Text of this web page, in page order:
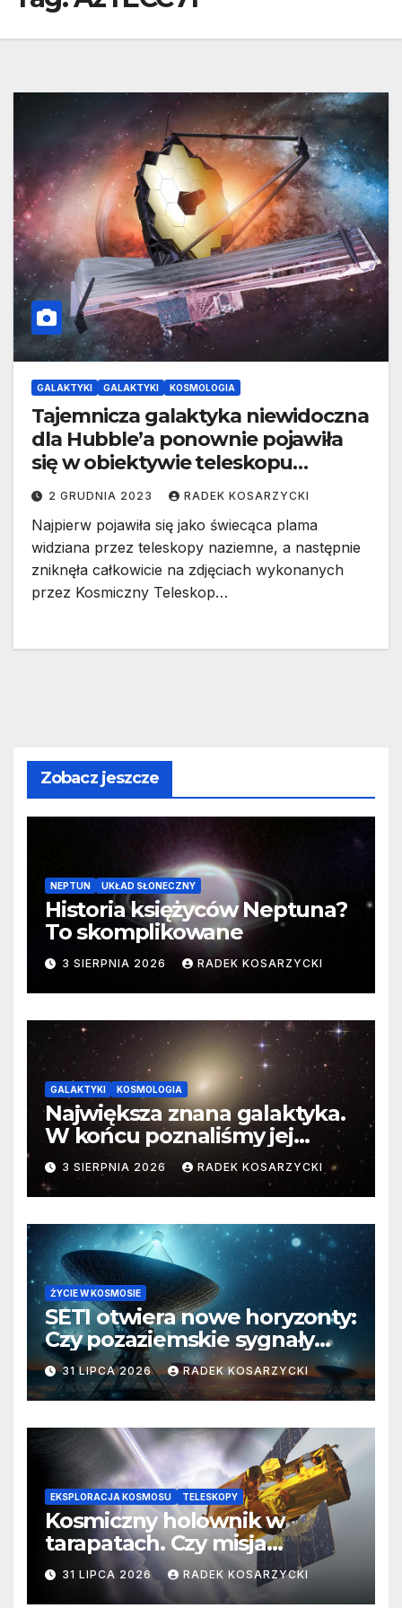
GALAKTYKI GALAKTYKI KOSMOLOGIA
Tajemnicza galaktyka niewidoczna
dla Hubble’a ponownie pojawiła
się w obiektywie teleskopu
Jamesa Webba
2 GRUDNIA 2023 RADEK KOSARZYCKI
Najpierw pojawiła się jako świecąca plama
widziana przez teleskopy naziemne, a następnie
zniknęła całkowicie na zdjęciach wykonanych
przez Kosmiczny Teleskop…
Zobacz jeszcze
NEPTUN UKŁAD SŁONECZNY
Historia księżyców Neptuna?
To skomplikowane
3 SIERPNIA 2026 RADEK KOSARZYCKI
GALAKTYKI KOSMOLOGIA
Największa znana galaktyka.
W końcu poznaliśmy jej
faktyczne wymiary
3 SIERPNIA 2026 RADEK KOSARZYCKI
ŻYCIE W KOSMOSIE
SETI otwiera nowe horyzonty:
Czy pozaziemskie sygnały
czekają w nieoczekiwanych
miejscach?
31 LIPCA 2026 RADEK KOSARZYCKI
EKSPLORACJA KOSMOSU TELESKOPY
Kosmiczny holownik w
tarapatach. Czy misja
ratowania Teleskopu Swift
jest zagrożona?
31 LIPCA 2026 RADEK KOSARZYCKI